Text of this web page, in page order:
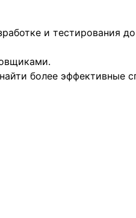
и тестирования
более эффективные